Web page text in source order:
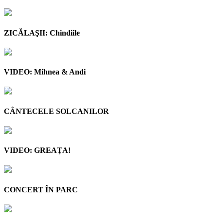
ZICĂLAŞII: Chindiile
VIDEO: Mihnea & Andi
CÂNTECELE SOLCANILOR
VIDEO: GREAŢA!
CONCERT ÎN PARC